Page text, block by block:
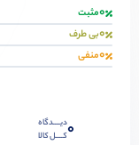
0مثبت
0بی طرف
0منفی
0دیــــدگاه
کــــل کالا